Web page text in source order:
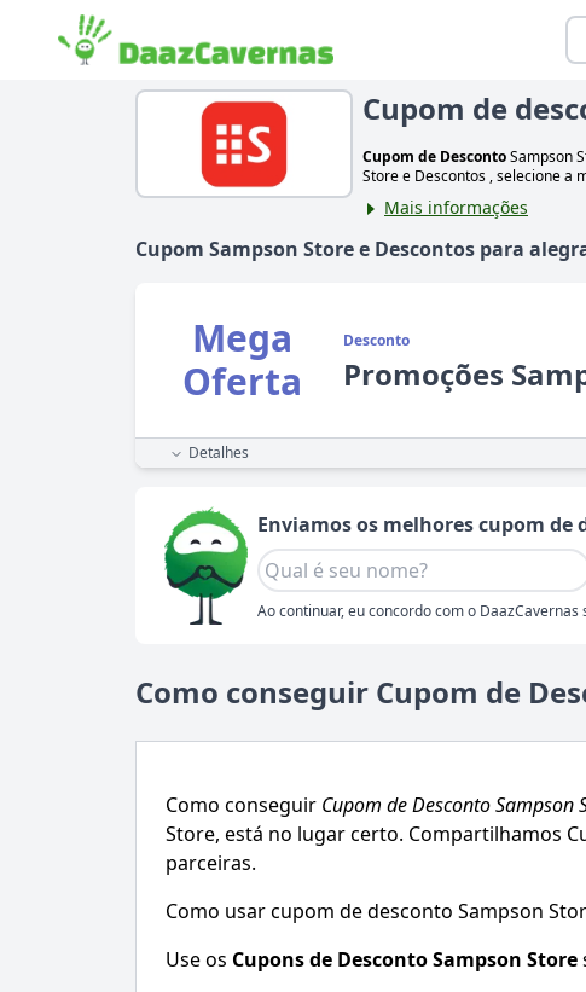
Cupom de
Cupom de DescontoSampson
Storee Descontos , selecione a
Mais informações
Cupom Sampson Storee Descontos para
Mega
Oferta
Desconto
Promoções
Detalhes
Enviamos os melhores cupom de
Ao continuar, eu concordo com o DaazCavernas
Como conseguir Cupom de
Como conseguir Cupom de DescontoSampson
Store, está no lugar certo. Compartilhamos
parceiras.
Como usar cupom de desconto Sampson
Use os Cupons de DescontoSampson Store